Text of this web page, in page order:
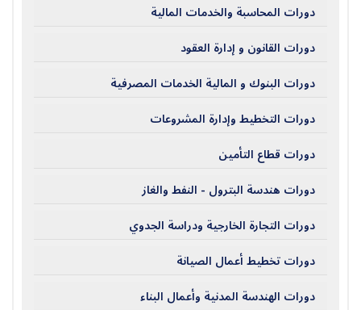
دورات المحاسبة والخدمات المالية
دورات القانون و إدارة العقود
دورات البنوك و المالية الخدمات المصرفية
دورات التخطيط وإدارة المشروعات
دورات قطاع التأمين
دورات هندسة البترول - النفط والغاز
دورات التجارة الخارجية ودراسة الجدوي
دورات تخطيط أعمال الصيانة
دورات الهندسة المدنية وأعمال البناء